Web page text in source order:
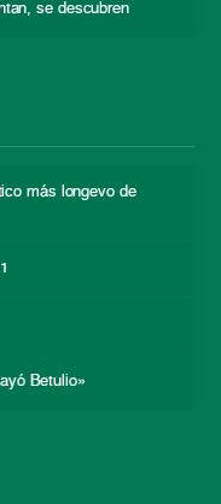
se descubren
más longevo de
Betulio»